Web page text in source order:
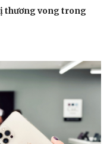
thương vong trong